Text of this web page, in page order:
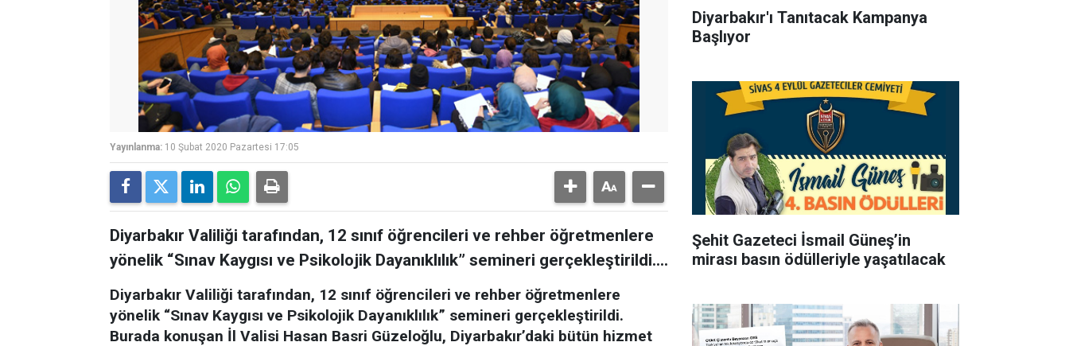
Yayınlanma: 10 Şubat 2020 Pazartesi 17:05
Diyarbakır Valiliği tarafından, 12 sınıf öğrencileri ve rehber öğretmenlere
yönelik “Sınav Kaygısı ve Psikolojik Dayanıklılık” semineri gerçekleştirildi....
Diyarbakır Valiliği tarafından, 12 sınıf öğrencileri ve rehber öğretmenlere
yönelik “Sınav Kaygısı ve Psikolojik Dayanıklılık” semineri gerçekleştirildi.
Burada konuşan İl Valisi Hasan Basri Güzeloğlu, Diyarbakır’daki bütün hizmet
Diyarbakır'ı Tanıtacak Kampanya
Başlıyor
Şehit Gazeteci İsmail Güneş’in
mirası basın ödülleriyle yaşatılacak